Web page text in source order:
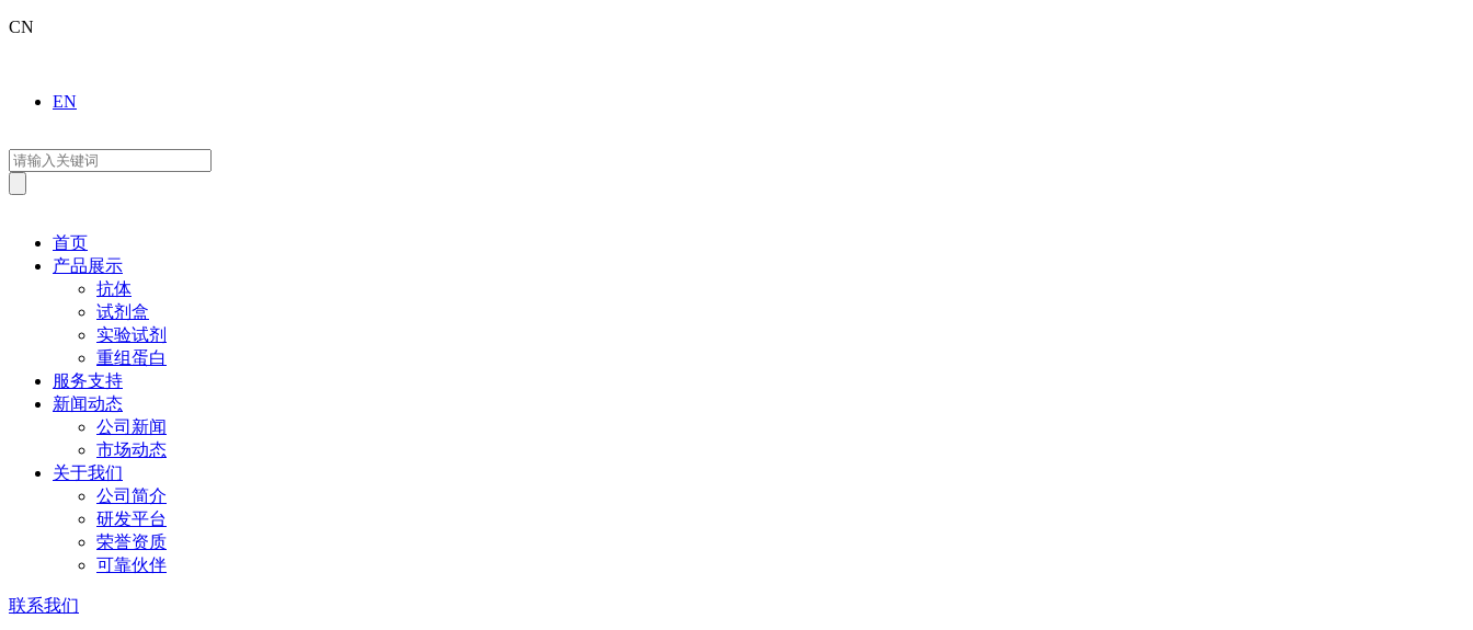
CN
EN
首页
产品展示
抗体
试剂盒
实验试剂
重组蛋白
服务支持
新闻动态
公司新闻
市场动态
关于我们
公司简介
研发平台
荣誉资质
可靠伙伴
联系我们